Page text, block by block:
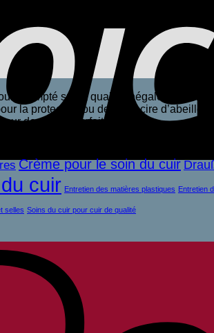
compté sur la qualité inégalée des
la protection ou de notre cire d’abeille
des soins parfaits.
Crème pour le soin du cuir
cuir Entretien des matières plastiques Entretien
selles Soins du cuir pour cuir de qualité